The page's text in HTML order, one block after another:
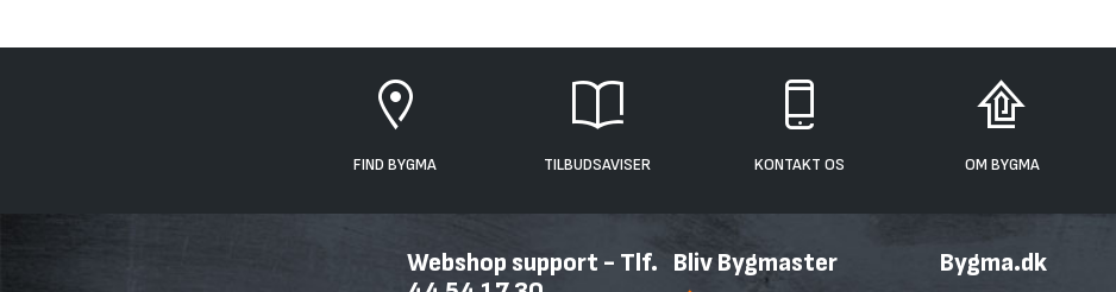
FIND BYGMA TILBUDSAVISER KONTAKT OS OM BYGMA
Webshop support - Tlf. Bliv Bygmaster Bygma.dk